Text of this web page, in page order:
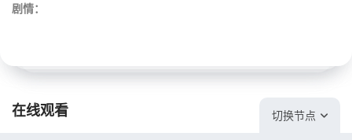
剧情：
在线观看 切换节点